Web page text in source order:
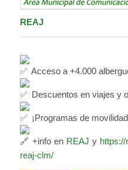
REAJ
Acceso a +4.000
Descuentos en viajes y
¡Programas de
+info en REAJ y
reaj-clm/